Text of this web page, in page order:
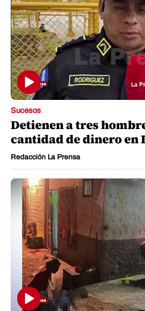
Sucesos
Detienen a tres
cantidad de dinero en
Redacción La Prensa